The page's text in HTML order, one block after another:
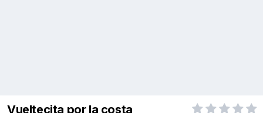
Vueltecita por la costa